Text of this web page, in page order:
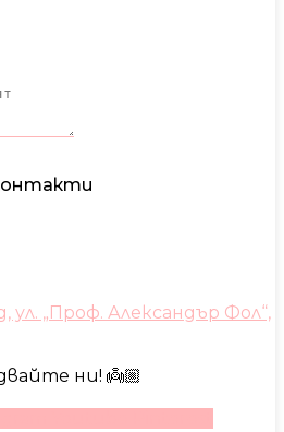
ул. „Проф. Александър Фол“,
ни! 👼🏼